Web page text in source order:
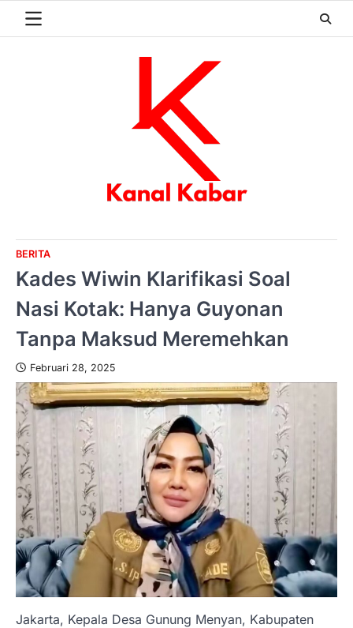
BERITA
Kades Wiwin Klarifikasi Soal
Nasi Kotak: Hanya Guyonan
Tanpa Maksud Meremehkan
Februari 28, 2025
Jakarta, Kepala Desa Gunung Menyan, Kabupaten